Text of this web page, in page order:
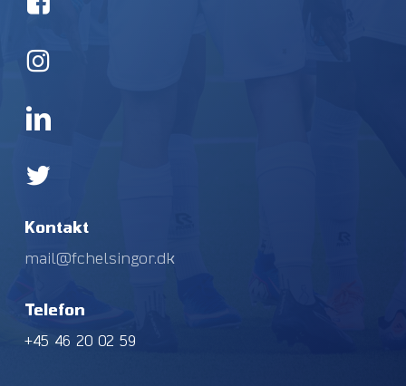
Kontakt
mail@fchelsingor.dk
Telefon
+45 46 20 02 59